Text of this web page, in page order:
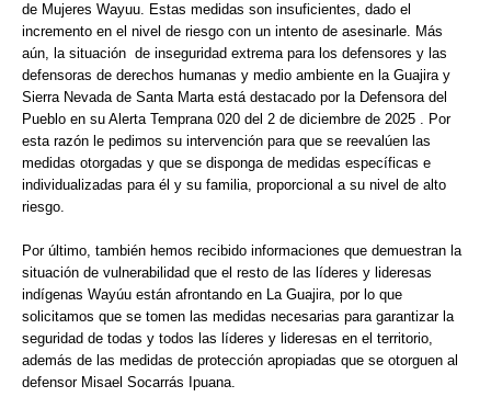
de Mujeres Wayuu. Estas medidas son insuficientes, dado el
incremento en el nivel de riesgo con un intento de asesinarle. Más
aún, la situación de inseguridad extrema para los defensores y las
defensoras de derechos humanas y medio ambiente en la Guajira y
Sierra Nevada de Santa Marta está destacado por la Defensora del
Pueblo en su Alerta Temprana 020 del 2 de diciembre de 2025 . Por
esta razón le pedimos su intervención para que se reevalúen las
medidas otorgadas y que se disponga de medidas específicas e
individualizadas para él y su familia, proporcional a su nivel de alto
riesgo.
Por último, también hemos recibido informaciones que demuestran la
situación de vulnerabilidad que el resto de las líderes y lideresas
indígenas Wayúu están afrontando en La Guajira, por lo que
solicitamos que se tomen las medidas necesarias para garantizar la
seguridad de todas y todos las líderes y lideresas en el territorio,
además de las medidas de protección apropiadas que se otorguen al
defensor Misael Socarrás Ipuana.